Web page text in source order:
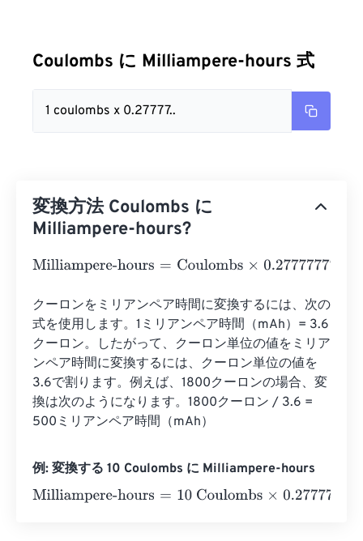
Coulombs に Milliampere-hours 式
1 coulombs x 0.27777..
変換方法 Coulombs に
Milliampere-hours?
Milliampere-hours=Coulombs×0.27777777777778
クーロンをミリアンペア時間に変換するには、次の
式を使用します。1ミリアンペア時間（mAh）= 3.6
クーロン。したがって、クーロン単位の値をミリア
ンペア時間に変換するには、クーロン単位の値を
3.6で割ります。例えば、1800クーロンの場合、変
換は次のようになります。1800クーロン / 3.6 =
500ミリアンペア時間（mAh）
例: 変換する 10 Coulombs に Milliampere-hours
Milliampere-hours=10 Coulombs×0.27777777777778